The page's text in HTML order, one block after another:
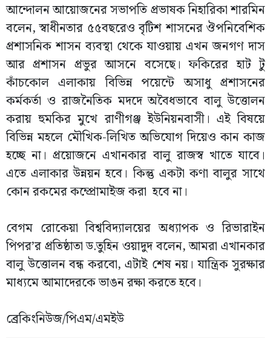
আন্দোলন আয়োজনের সভাপতি প্রভাষক নিহারিকা শারমিন
বলেন, স্বাধীনতার ৫৫বছরেও বৃটিশ শাসনের ঔপনিবেশিক
প্রশাসনিক শাসন ব্যবস্থা থেকে যাওয়ায় এখন জনগণ দাস
আর প্রশাসন প্রভুর আসনে বসেছে। ফকিরের হাট টু
কাঁচকোল এলাকায় বিভিন্ন পয়েন্টে অসাধু প্রশাসনের
কর্মকর্তা ও রাজনৈতিক মদদে অবৈধভাবে বালু উত্তোলন
করায় হুমকির মুখে রাণীগঞ্জ ইউনিয়নবাসী। এই বিষয়ে
বিভিন্ন মহলে মৌখিক-লিখিত অভিযোগ দিয়েও কান কাজ
হচ্ছে না। প্রয়োজনে এখানকার বালু রাজস্ব খাতে যাবে।
এতে এলাকার উন্নয়ন হবে। কিন্তু একটা কণা বালুর সাথে
কোন রকমের কম্প্রোমাইজ করা হবে না।
বেগম রোকেয়া বিশ্ববিদ্যালয়ের অধ্যাপক ও রিভারাইন
পিপর’র প্রতিষ্ঠাতা ড.তুহিন ওয়াদুদ বলেন, আমরা এখানকার
বালু উত্তোলন বন্ধ করবো, এটাই শেষ নয়। যান্ত্রিক সুরক্ষার
মাধ্যমে আমাদেরকে ভাঙন রক্ষা করতে হবে।
ব্রেকিংনিউজ/পিএম/এমইউ